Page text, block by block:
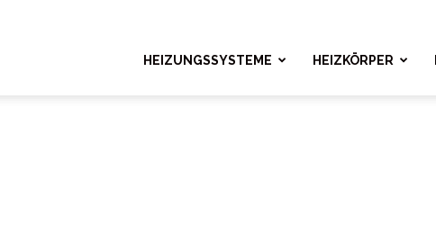
HEIZUNGSSYSTEME HEIZKÖRPER